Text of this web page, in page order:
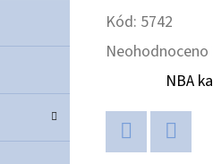
Kód: 5742
Průměrné
hodnocení
produktu
Neohodnoceno
NBA